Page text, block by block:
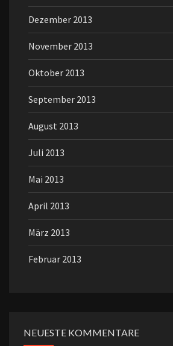
Dezember 2013
November 2013
Oktober 2013
September 2013
August 2013
Juli 2013
Mai 2013
April 2013
März 2013
Februar 2013
NEUESTE KOMMENTARE